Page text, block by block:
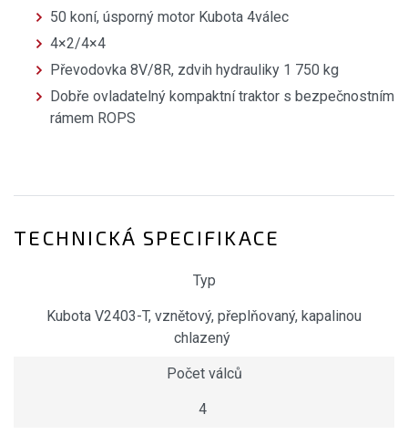
50 koní, úsporný motor Kubota 4válec
4×2/4×4
Převodovka 8V/8R, zdvih hydrauliky 1 750 kg
Dobře ovladatelný kompaktní traktor s bezpečnostním
rámem ROPS
TECHNICKÁ SPECIFIKACE
Typ
Kubota V2403-T, vznětový, přeplňovaný, kapalinou
chlazený
Počet válců
4